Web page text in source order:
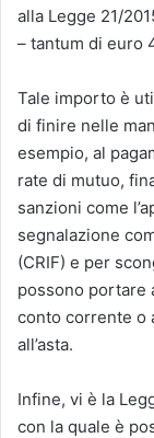
alla Legge 21/
– tantum di euro
Tale importo è
di finire nelle
esempio, al
rate di mutuo,
sanzioni come
segnalazione
(CRIF) e per
possono portare
conto corrente o
all’asta.
Infine, vi è la
con la quale è